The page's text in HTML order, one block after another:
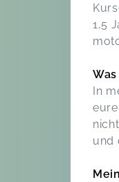
1,5
In
und